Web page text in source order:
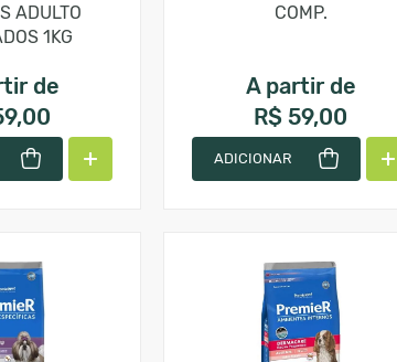
ADULTO
1KG
de
COMP.
A partir de
R$ 59,00
ADICIONAR